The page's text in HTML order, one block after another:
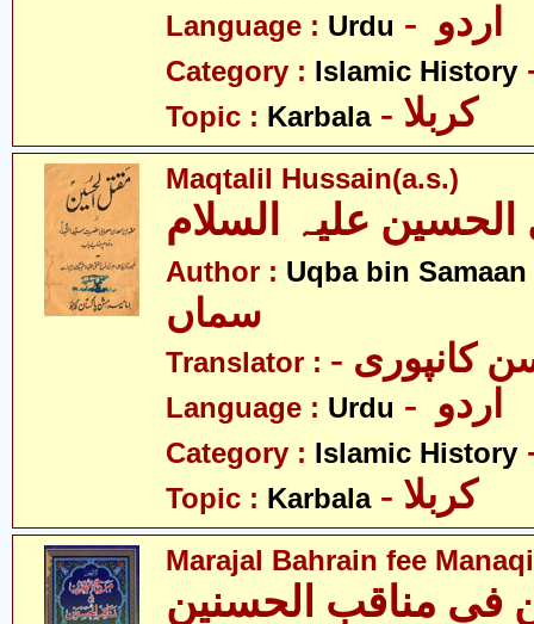
Language : Urdu
Category : Islamic History
Topic : Karbala - کربلا
Maqtalil Hussain(a.s.)
الحسین علیہ السلام
Author : Uqba bin Samaan
سماں
Translator : کانپوری
Language : Urdu
Category : Islamic History
Topic : Karbala - کربلا
Marajal Bahrain fee
فی مناقب الحسنین